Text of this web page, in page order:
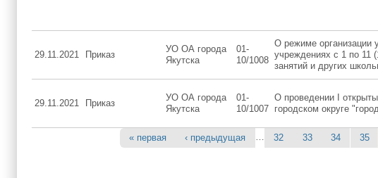
29.11.2021 Приказ
УО ОА города
Якутска
01-
10/1008
О режиме организации
учреждениях с 1 по 11
занятий и других
29.11.2021 Приказ
УО ОА города
Якутска
01-
10/1007
О проведении I
городском округе
« первая ‹ предыдущая … 32 33 34 35